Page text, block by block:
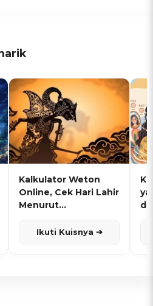
Kalkulator Weton
Online, Cek Hari Lahir
Menurut
Ikuti Kuisnya ➔